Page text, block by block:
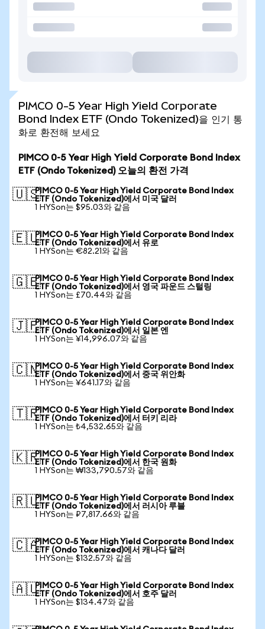
PIMCO 0-5 Year High Yield Corporate
Bond Index ETF (Ondo Tokenized)을 인기 통
화로 환전해 보세요
PIMCO 0-5 Year High Yield Corporate Bond Index
ETF (Ondo Tokenized) 오늘의 환전 가격
🇺🇸PIMCO 0-5 Year High Yield Corporate Bond Index
ETF (Ondo Tokenized)에서 미국 달러
1 HYSon는 $95.03와 같음
🇪🇺PIMCO 0-5 Year High Yield Corporate Bond Index
ETF (Ondo Tokenized)에서 유로
1 HYSon는 €82.21와 같음
🇬🇧PIMCO 0-5 Year High Yield Corporate Bond Index
ETF (Ondo Tokenized)에서 영국 파운드 스털링
1 HYSon는 £70.44와 같음
🇯🇵PIMCO 0-5 Year High Yield Corporate Bond Index
ETF (Ondo Tokenized)에서 일본 엔
1 HYSon는 ¥14,996.07와 같음
🇨🇳PIMCO 0-5 Year High Yield Corporate Bond Index
ETF (Ondo Tokenized)에서 중국 위안화
1 HYSon는 ¥641.17와 같음
🇹🇷PIMCO 0-5 Year High Yield Corporate Bond Index
ETF (Ondo Tokenized)에서 터키 리라
1 HYSon는 ₺4,532.65와 같음
🇰🇷PIMCO 0-5 Year High Yield Corporate Bond Index
ETF (Ondo Tokenized)에서 한국 원화
1 HYSon는 ₩133,790.57와 같음
🇷🇺PIMCO 0-5 Year High Yield Corporate Bond Index
ETF (Ondo Tokenized)에서 러시아 루블
1 HYSon는 ₽7,817.66와 같음
🇨🇦PIMCO 0-5 Year High Yield Corporate Bond Index
ETF (Ondo Tokenized)에서 캐나다 달러
1 HYSon는 $132.57와 같음
🇦🇺PIMCO 0-5 Year High Yield Corporate Bond Index
ETF (Ondo Tokenized)에서 호주 달러
1 HYSon는 $134.47와 같음